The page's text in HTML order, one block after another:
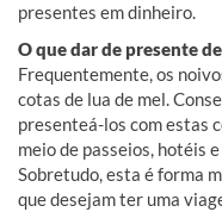
presentes em dinheiro.
O que dar de presente
Frequentemente, os
cotas de lua de mel.
presenteá-los com estas
meio de passeios, hotéis
Sobretudo, esta é forma
que desejam ter uma